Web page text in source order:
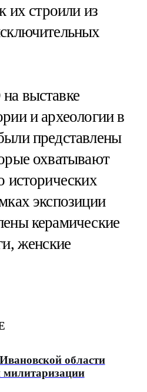
их строили из
выставке
и археологии в
представлены
охватывают
исторических
экспозиции
керамические
женские
области
милитаризации